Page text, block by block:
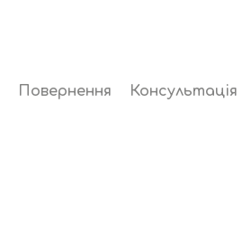
Повернення Консультація